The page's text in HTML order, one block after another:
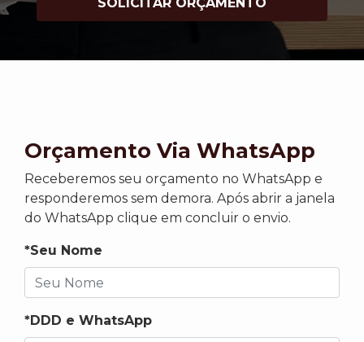
SOLICITAR ORÇAMENTO
Orçamento Via WhatsApp
Receberemos seu orçamento no WhatsApp e
responderemos sem demora. Após abrir a janela
do WhatsApp clique em concluir o envio.
*Seu Nome
*DDD e WhatsApp